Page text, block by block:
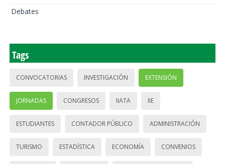
Debates
Tags
CONVOCATORIAS INVESTIGACIÓN EXTENSIÓN
JORNADAS CONGRESOS IIATA IIE
ESTUDIANTES CONTADOR PÚBLICO ADMINISTRACIÓN
TURISMO ESTADÍSTICA ECONOMÍA CONVENIOS